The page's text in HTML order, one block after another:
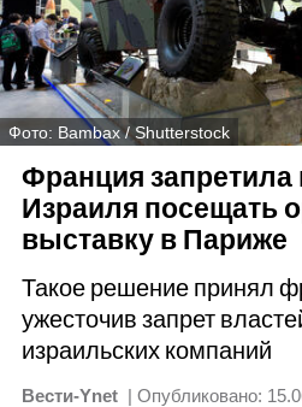
Фото: Bambax / Shutterstock
Франция запретила
Израиля посещать
выставку в Париже
Такое решение принял
ужесточив запрет
израильских компаний
Вести-Ynet | Опубликовано: